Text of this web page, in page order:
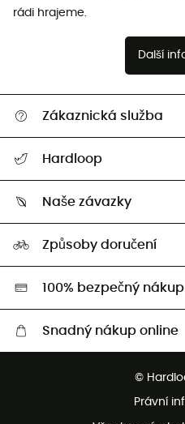
rádi hrajeme.
Další
Zákaznická služba
Vrácení zboží a peněz
Hardloop
Naši Ambasadoři
Naše závazky
Second hand
HardGreen
Způsoby doručení
100% bezpečný nákup
Snadný nákup online
Bezplatné vrácení do 100 dnů
©
Právní